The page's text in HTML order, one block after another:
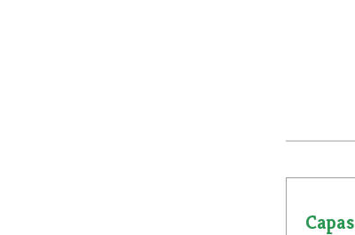
Capas